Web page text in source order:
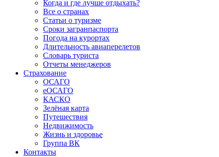
Когда и где лучше отдыхать?
Все о странах
Статьи о туризме
Сроки загранпаспорта
Погода на курортах
Длительность авиаперелетов
Словарь туриста
Отчеты менеджеров
Страхование
ОСАГО
еОСАГО
КАСКО
Зелёная карта
Путешествия
Недвижимость
Жизнь и здоровье
Группа ВК
Контакты